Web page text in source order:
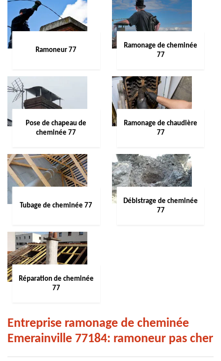
Ramoneur 77
Ramonage de cheminée
77
Pose de chapeau de
cheminée 77
Ramonage de chaudière
77
Tubage de cheminée 77
Débistrage de cheminée
77
Réparation de cheminée
77
Entreprise ramonage de cheminée
Emerainville 77184: ramoneur pas cher